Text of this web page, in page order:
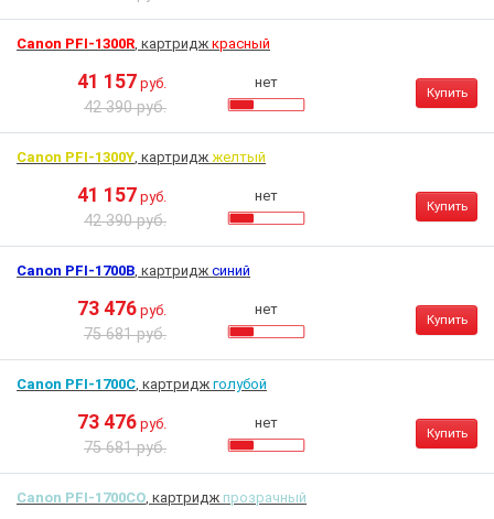
Canon PFI-1300R, картридж красный
41 157 руб.
42 390 руб.
нет
Купить
Canon PFI-1300Y, картридж желтый
41 157 руб.
42 390 руб.
нет
Купить
Canon PFI-1700B, картридж синий
73 476 руб.
75 681 руб.
нет
Купить
Canon PFI-1700C, картридж голубой
73 476 руб.
75 681 руб.
нет
Купить
Canon PFI-1700CO, картридж прозрачный